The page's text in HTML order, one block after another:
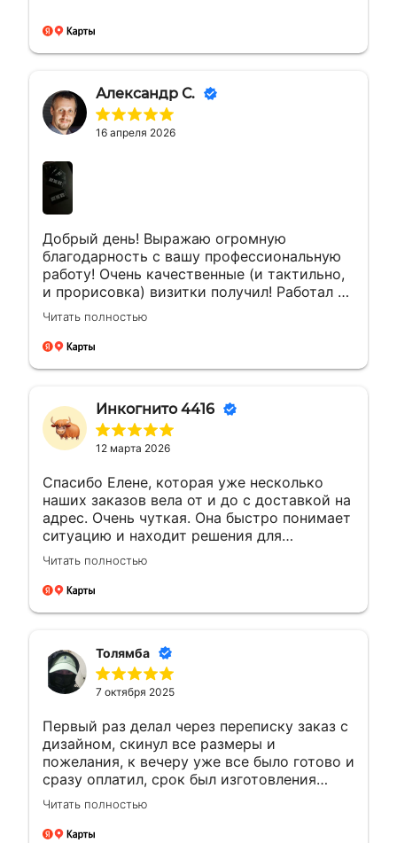
Александр С.
16 апреля 2026
Добрый день! Выражаю огромную
благодарность с вашу профессиональную
работу! Очень качественные (и тактильно,
и прорисовка) визитки получил! Работал с
менеджером Еленой. Ей отдельная
благодарность за мгновенные ответы и
полное сопровождение заказа!
Читать полностью
Инкогнито 4416
12 марта 2026
Спасибо Елене, которая уже несколько
наших заказов вела от и до с доставкой на
адрес. Очень чуткая. Она быстро понимает
ситуацию и находит решения для
возникающих вопросов.Это заслуживает
уважения. Будущие компании с такими
сотрудниками всегда на высоте будут
Читать полностью
Толямба
7 октября 2025
Первый раз делал через переписку заказ с
дизайном, скинул все размеры и
пожелания, к вечеру уже все было готово и
сразу оплатил, срок был изготовления
большею...а сделали раньше на день, сразу
доехал и забрал, и отказалось что
самовывоз очень рядом с домом, был
Читать полностью